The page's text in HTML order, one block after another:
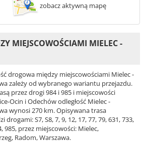
zobacz aktywną mapę
MIEJSCOWOŚCIAMI MIELEC -
drogowa między miejscowościami Mielec -
zależy od wybranego wariantu przejazdu.
przez drogi 984 i 985 i miejscowości
Ocin i Odechów odległość Mielec -
wynosi 270 km. Opisywana trasa
drogami: S7, S8, 7, 9, 12, 17, 77, 79, 631, 733,
985, przez miejscowości: Mielec,
Radom, Warszawa.